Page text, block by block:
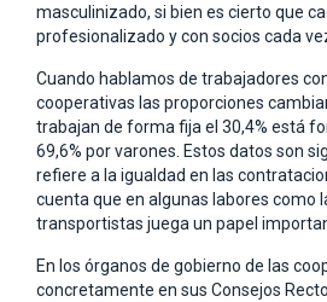
masculinizado, si bien es cierto que
profesionalizado y con socios cada
Cuando hablamos de trabajadores
cooperativas las proporciones
trabajan de forma fija el 30,4% está
69,6% por varones. Estos datos son
refiere a la igualdad en las
cuenta que en algunas labores como
transportistas juega un papel
En los órganos de gobierno de las
concretamente en sus Consejos